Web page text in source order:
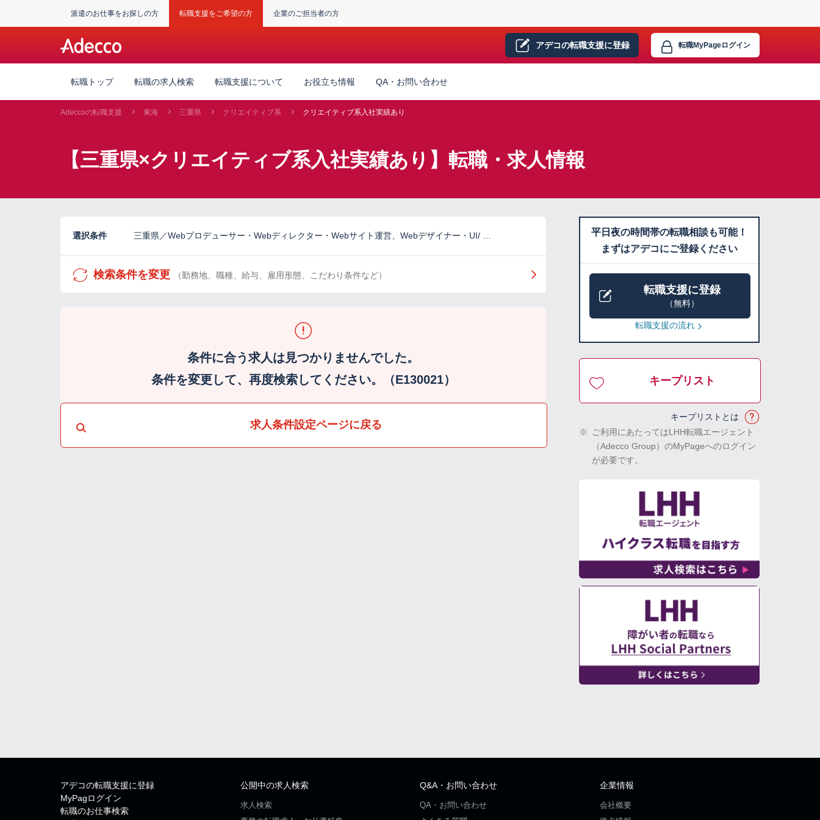
派遣のお仕事をお探しの方 転職支援をご希望の方 企業のご担当者の方
アデコの転職支援に登録 転職MyPageログイン
転職トップ 転職の求人検索 転職支援について お役立ち情報 QA・お問い合わせ
Adeccoの転職支援 東海 三重県 クリエイティブ系 クリエイティブ系入社実績あり
【三重県×クリエイティブ系入社実績あり】転職・求人情報
選択条件 三重県／Webプロデューサー・Webディレクター・Webサイト運営、Webデザイナー・UI/ …
検索条件を変更 （勤務地、職種、給与、雇用形態、こだわり条件など）
条件に合う求人は見つかりませんでした。
条件を変更して、再度検索してください。（E130021）
求人条件設定ページに戻る
平日夜の時間帯の転職相談も可能！
まずはアデコにご登録ください
転職支援に登録
（無料）
転職支援の流れ
キープリスト
キープリストとは
※
ご利用にあたってはLHH転職エージェント
（Adecco Group）のMyPageへのログイン
が必要です。
アデコの転職支援に登録
MyPagログイン
転職のお仕事検索
公開中の求人検索
求人検索
Q&A・お問い合わせ
QA・お問い合わせ
企業情報
会社概要